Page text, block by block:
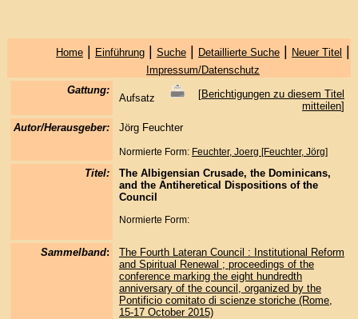
Home| Einführung| Suche| Detaillierte Suche| Neuer Titel |
Impressum/Datenschutz
Gattung:
Aufsatz [Berichtigungen zu diesem Titel
mitteilen]
Autor/Herausgeber:
Jörg Feuchter
Normierte Form: Feuchter, Joerg [Feuchter, Jörg]
Titel:
The Albigensian Crusade, the Dominicans,
and the Antiheretical Dispositions of the
Council
Normierte Form:
Sammelband:
The Fourth Lateran Council : Institutional Reform
and Spiritual Renewal ; proceedings of the
conference marking the eight hundredth
anniversary of the council, organized by the
Pontificio comitato di scienze storiche (Rome,
15-17 October 2015)